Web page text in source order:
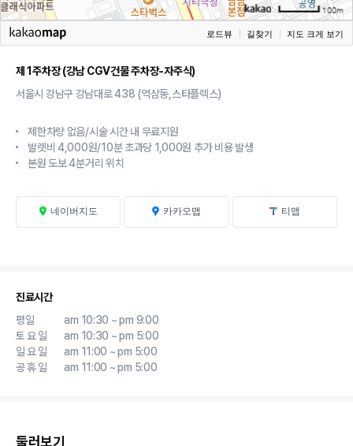
로드뷰 길찾기 지도 크게 보기
제 1주차장 (강남 CGV건물 주차장-자주식)
서울시 강남구 강남대로 438 (역삼동,스타플렉스)
● 제한차량 없음/시술 시간 내 무료지원
● 발렛비 4,000원/10분 초과당 1,000원 추가 비용 발생
● 본원 도보 4분거리 위치
네이버지도 카카오맵 티맵
진료시간
평일
am 10:30 ~ pm 9:00
토요일
am 10:30 ~ pm 5:00
일요일
am 11:00 ~ pm 5:00
공휴일
am 11:00 ~ pm 5:00
둘러보기